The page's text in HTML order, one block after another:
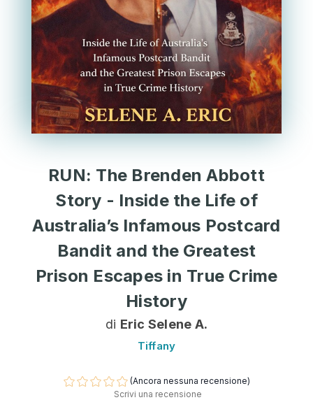
RUN: The Brenden Abbott
Story - Inside the Life of
Australia’s Infamous Postcard
Bandit and the Greatest
Prison Escapes in True Crime
History
di Eric Selene A.
Tiffany
(Ancora nessuna recensione)
Scrivi una recensione